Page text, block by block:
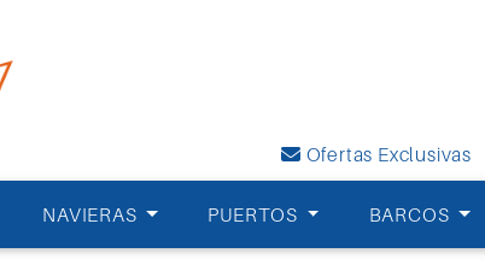
Ofertas Exclusivas
NAVIERAS PUERTOS BARCOS